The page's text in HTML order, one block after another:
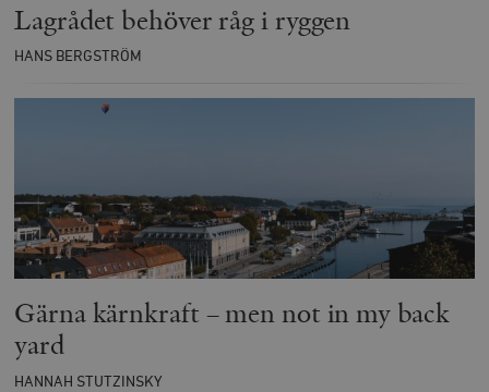
Lagrådet behöver råg i ryggen
HANS BERGSTRÖM
Gärna kärnkraft – men not in my back
yard
HANNAH STUTZINSKY